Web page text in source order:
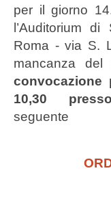
per il giorno
l’Auditorium
Roma - via S.
mancanza del
convocazione
10,30
seguente